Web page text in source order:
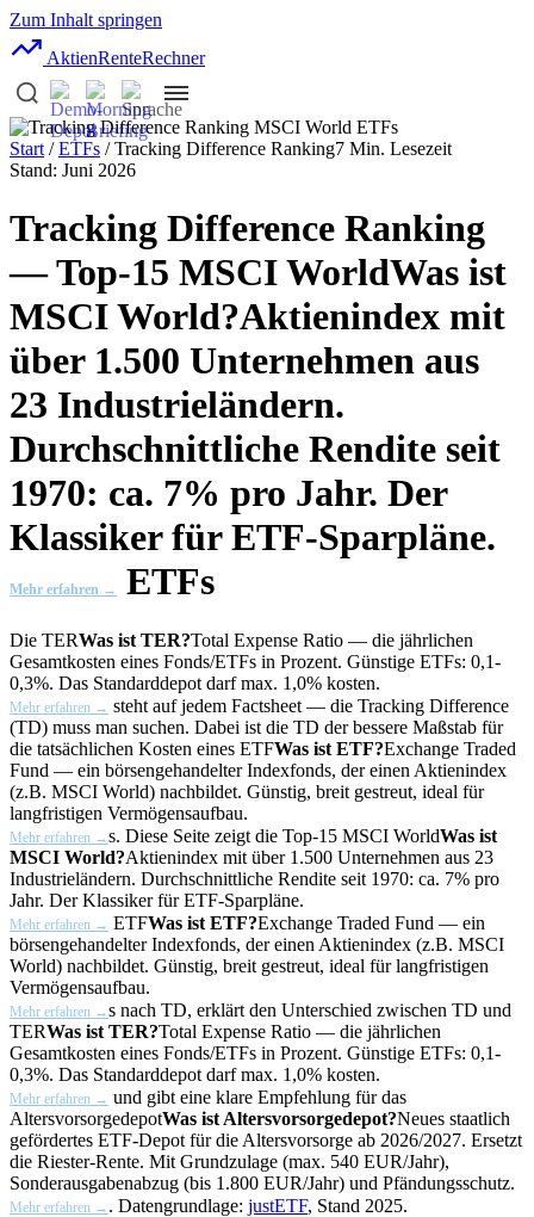
Zum Inhalt springen
AktienRenteRechner
Start /ETFs / Tracking Difference Ranking7 Min. Lesezeit
Stand: Juni 2026
Tracking Difference Ranking
— Top-15 MSCI WorldWas ist
MSCI World?Aktienindex mit
über 1.500 Unternehmen aus
23 Industrieländern.
Durchschnittliche Rendite seit
1970: ca. 7% pro Jahr. Der
Klassiker für ETF-Sparpläne.
Mehr erfahren → ETFs
Die TERWas ist TER?Total Expense Ratio — die jährlichen
Gesamtkosten eines Fonds/ETFs in Prozent. Günstige ETFs: 0,1-
0,3%. Das Standarddepot darf max. 1,0% kosten.
Mehr erfahren → steht auf jedem Factsheet — die Tracking Difference
(TD) muss man suchen. Dabei ist die TD der bessere Maßstab für
die tatsächlichen Kosten eines ETFWas ist ETF?Exchange Traded
Fund — ein börsengehandelter Indexfonds, der einen Aktienindex
(z.B. MSCI World) nachbildet. Günstig, breit gestreut, ideal für
langfristigen Vermögensaufbau.
Mehr erfahren →s. Diese Seite zeigt die Top-15 MSCI WorldWas ist
MSCI World?Aktienindex mit über 1.500 Unternehmen aus 23
Industrieländern. Durchschnittliche Rendite seit 1970: ca. 7% pro
Jahr. Der Klassiker für ETF-Sparpläne.
Mehr erfahren → ETFWas ist ETF?Exchange Traded Fund — ein
börsengehandelter Indexfonds, der einen Aktienindex (z.B. MSCI
World) nachbildet. Günstig, breit gestreut, ideal für langfristigen
Vermögensaufbau.
Mehr erfahren →s nach TD, erklärt den Unterschied zwischen TD und
TERWas ist TER?Total Expense Ratio — die jährlichen
Gesamtkosten eines Fonds/ETFs in Prozent. Günstige ETFs: 0,1-
0,3%. Das Standarddepot darf max. 1,0% kosten.
Mehr erfahren → und gibt eine klare Empfehlung für das
AltersvorsorgedepotWas ist Altersvorsorgedepot?Neues staatlich
gefördertes ETF-Depot für die Altersvorsorge ab 2026/2027. Ersetzt
die Riester-Rente. Mit Grundzulage (max. 540 EUR/Jahr),
Sonderausgabenabzug (bis 1.800 EUR/Jahr) und Pfändungsschutz.
Mehr erfahren → . Datengrundlage: justETF, Stand 2025.